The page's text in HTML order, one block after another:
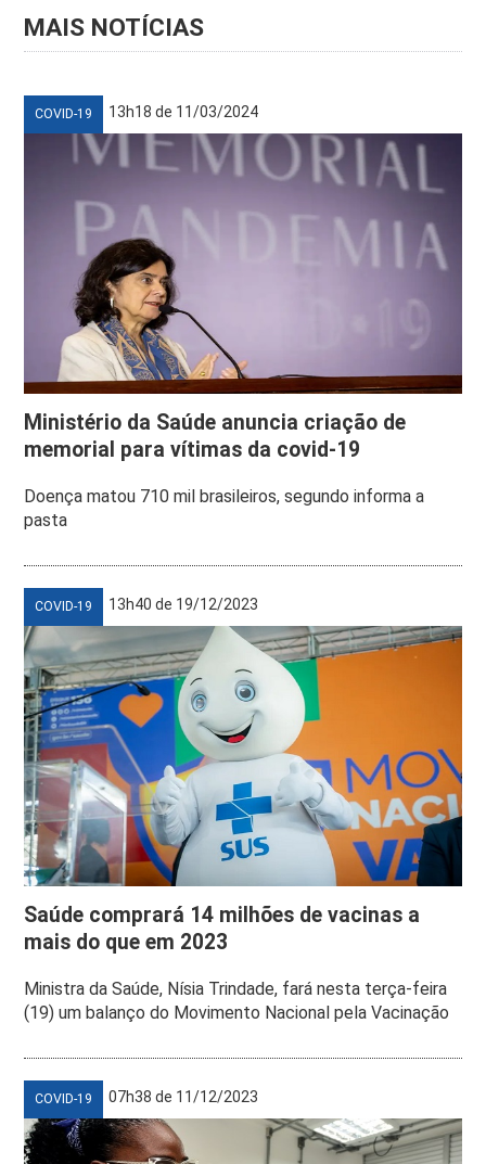
MAIS NOTÍCIAS
COVID-19 13h18 de 11/03/2024
Ministério da Saúde anuncia criação de
memorial para vítimas da covid-19
Doença matou 710 mil brasileiros, segundo informa a
pasta
COVID-19 13h40 de 19/12/2023
Saúde comprará 14 milhões de vacinas a
mais do que em 2023
Ministra da Saúde, Nísia Trindade, fará nesta terça-feira
(19) um balanço do Movimento Nacional pela Vacinação
COVID-19 07h38 de 11/12/2023